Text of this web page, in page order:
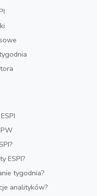
ESPI?
tygodnia?
analityków?